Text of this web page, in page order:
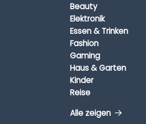
Beauty
Elektronik
Essen & Trinken
Fashion
Gaming
Haus & Garten
Kinder
Reise
Alle zeigen